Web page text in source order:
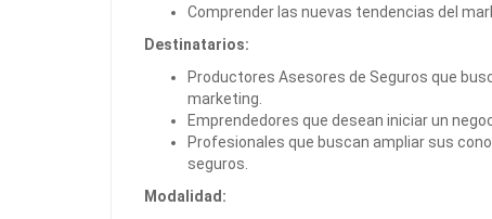
Comprender las nuevas tendencias del
Destinatarios:
Productores Asesores de Seguros que
marketing.
Emprendedores que desean iniciar un
Profesionales que buscan ampliar sus
seguros.
Modalidad: